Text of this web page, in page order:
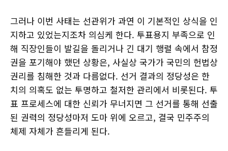
그러나 이번 사태는 선관위가 과연 이 기본적인 상식을 인
지하고 있었는지조차 의심케 한다. 투표용지 부족으로 인
해 직장인들이 발길을 돌리거나 긴 대기 행렬 속에서 참정
권을 포기해야 했던 상황은, 사실상 국가가 국민의 헌법상
권리를 침해한 것과 다름없다. 선거 결과의 정당성은 한
치의 의혹도 없는 투명하고 철저한 관리에서 비롯된다. 투
표 프로세스에 대한 신뢰가 무너지면 그 선거를 통해 선출
된 권력의 정당성마저 도마 위에 오르고, 결국 민주주의
체제 자체가 흔들리게 된다.